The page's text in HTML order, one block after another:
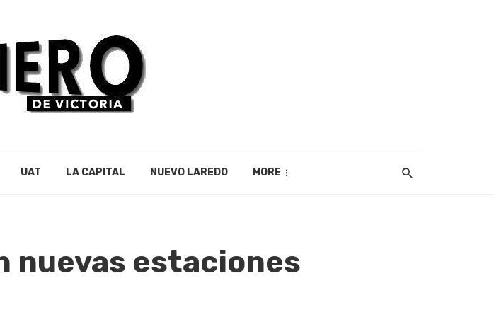
UAT LA CAPITAL NUEVO LAREDO MORE
nuevas estaciones